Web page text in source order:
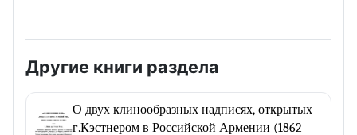
Другие книги раздела
О двух клинообразных надписях, открытых
г.Кэстнером в Российской Армении (1862